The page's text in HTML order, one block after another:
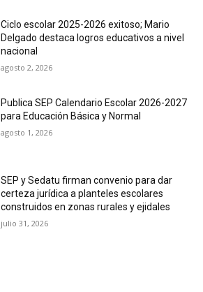
Ciclo escolar 2025-2026 exitoso; Mario
Delgado destaca logros educativos a nivel
nacional
agosto 2, 2026
Publica SEP Calendario Escolar 2026-2027
para Educación Básica y Normal
agosto 1, 2026
SEP y Sedatu firman convenio para dar
certeza jurídica a planteles escolares
construidos en zonas rurales y ejidales
julio 31, 2026